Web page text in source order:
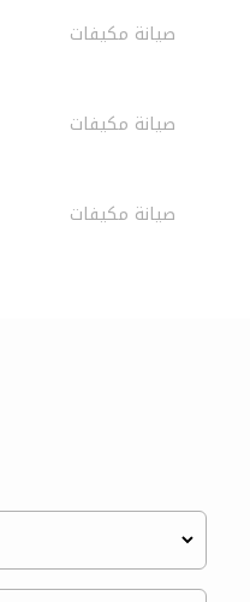
صيانة مكيفات
صيانة مكيفات
صيانة مكيفات